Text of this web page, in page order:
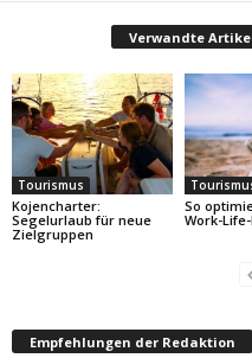
Verwandte
Tourismus
Kojencharter:
Segelurlaub für neue
Zielgruppen
So
Work-
Empfehlungen der Redaktion